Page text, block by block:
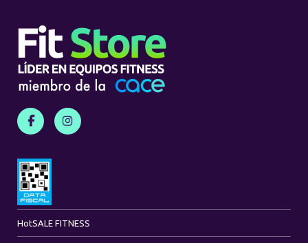
HotSALE FITNESS